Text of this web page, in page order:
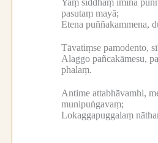
pasutaṃ mayā;
Etena puññakammena,
Tāvatiṃse pamodento,
Alaggo pañcakāmesu,
phalaṃ.
Antime attabhāvamhi,
munipuṅgavaṃ;
Lokaggapuggalaṃ